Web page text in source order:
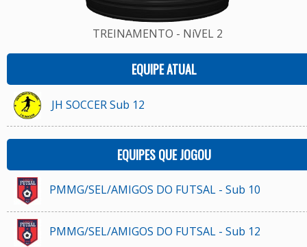
TREINAMENTO - NíVEL 2
EQUIPE ATUAL
JH SOCCER Sub 12
EQUIPES QUE JOGOU
PMMG/SEL/AMIGOS DO FUTSAL - Sub 10
PMMG/SEL/AMIGOS DO FUTSAL - Sub 12